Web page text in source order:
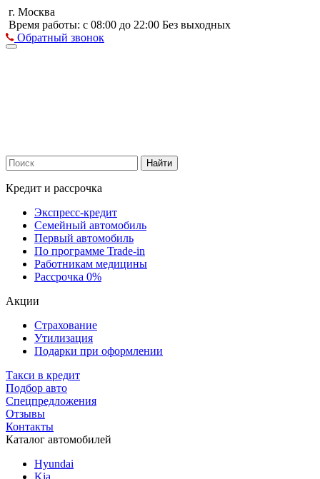
г. Москва
Время работы: с 08:00 до 22:00 Без выходных
Обратный звонок
Найти
Кредит и рассрочка
Экспресс-кредит
Семейный автомобиль
Первый автомобиль
По программе Trade-in
Работникам медицины
Рассрочка 0%
Акции
Страхование
Утилизация
Подарки при оформлении
Такси в кредит
Подбор авто
Спецпредложения
Отзывы
Контакты
Каталог автомобилей
Hyundai
Kia